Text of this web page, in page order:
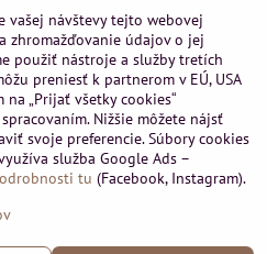
:
Copyright
vašej návštevy tejto webovej
zhromažďovanie údajov o jej
použiť nástroje a služby tretích
preniesť k partnerom v EÚ, USA
„Prijať všetky cookies“
Nižšie môžete nájsť
svoje preferencie. Súbory cookies
služba Google Ads –
tu (Facebook, Instagram).